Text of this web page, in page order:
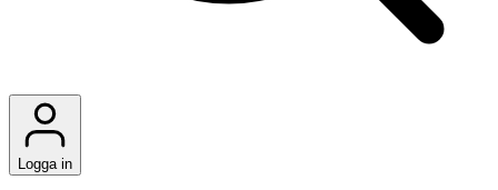
Logga in